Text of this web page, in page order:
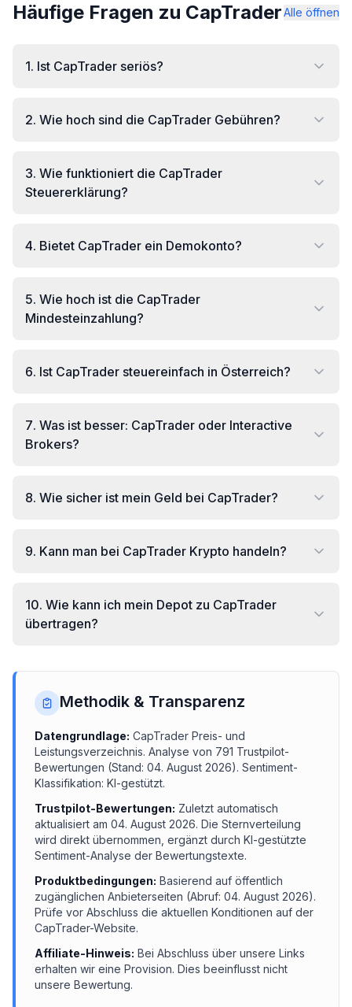
Häufige Fragen zu CapTraderAlle öffnen
1. Ist CapTrader seriös?
2. Wie hoch sind die CapTrader Gebühren?
3. Wie funktioniert die CapTrader
Steuererklärung?
4. Bietet CapTrader ein Demokonto?
5. Wie hoch ist die CapTrader
Mindesteinzahlung?
6. Ist CapTrader steuereinfach in Österreich?
7. Was ist besser: CapTrader oder Interactive
Brokers?
8. Wie sicher ist mein Geld bei CapTrader?
9. Kann man bei CapTrader Krypto handeln?
10. Wie kann ich mein Depot zu CapTrader
übertragen?
Methodik & Transparenz
Datengrundlage: CapTrader Preis- und
Leistungsverzeichnis. Analyse von 791 Trustpilot-
Bewertungen (Stand: 04. August 2026). Sentiment-
Klassifikation: KI-gestützt.
Trustpilot-Bewertungen: Zuletzt automatisch
aktualisiert am 04. August 2026. Die Sternverteilung
wird direkt übernommen, ergänzt durch KI-gestützte
Sentiment-Analyse der Bewertungstexte.
Produktbedingungen: Basierend auf öffentlich
zugänglichen Anbieterseiten (Abruf: 04. August 2026).
Prüfe vor Abschluss die aktuellen Konditionen auf der
CapTrader-Website.
Affiliate-Hinweis: Bei Abschluss über unsere Links
erhalten wir eine Provision. Dies beeinflusst nicht
unsere Bewertung.